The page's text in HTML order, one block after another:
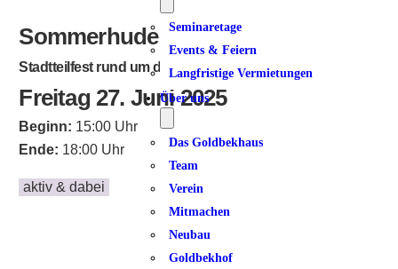
Seminaretage
Events & Feiern
Langfristige Vermietungen
Über uns
Das Goldbekhaus
Team
Verein
Mitmachen
Neubau
Goldbekhof
Sommerhude
Stadtteilfest rund um den Poßmoorweg
Freitag 27. Juni 2025
Beginn: 15:00 Uhr
Ende: 18:00 Uhr
aktiv & dabei